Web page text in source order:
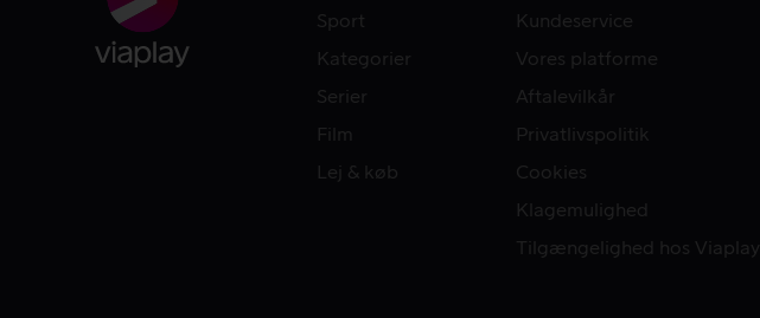
Sport
Kategorier
Serier
Film
Lej & køb
Kundeservice
Vores platforme
Aftalevilkår
Privatlivspolitik
Cookies
Klagemulighed
Tilgængelighed hos Viaplay